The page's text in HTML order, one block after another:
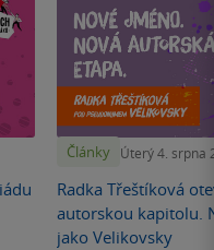
Články Úterý 4. srpna
Radka Třeštíková
autorskou kapitolu.
jako Velikovsky